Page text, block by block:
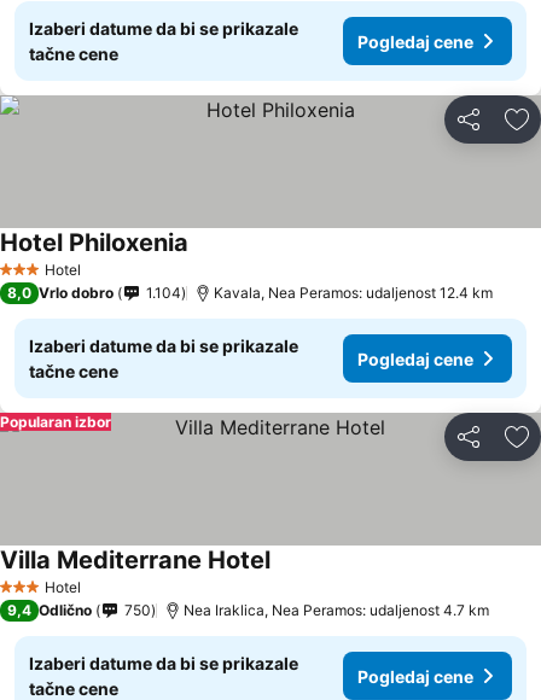
Izaberi datume da bi se prikazale
tačne cene
Pogledaj cene
Deli
3 Zvezdice
Hotel
Hotel Philoxenia
8,0 Vrlo dobro 1.104 Kavala, Nea Peramos: udaljenost 12.4 km
Izaberi datume da bi se prikazale
tačne cene
Pogledaj cene
Deli
Popularan izbor
3 Zvezdice
Hotel
Villa Mediterrane HotelPogledaj cene
9,4 Odlično 750 Nea Iraklica, Nea Peramos: udaljenost 4.7 km
Izaberi datume da bi se prikazale
tačne cene
Pogledaj cene